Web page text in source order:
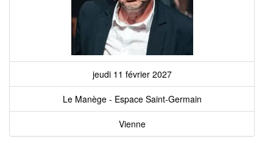
jeudi 11 février 2027
Le Manège - Espace Saint-Germain
Vienne